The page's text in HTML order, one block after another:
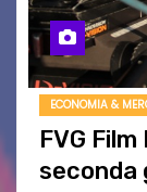
ECONOMIA &
FVG
seconda